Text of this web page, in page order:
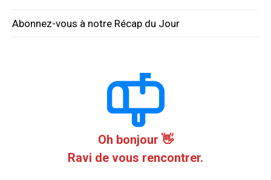
Abonnez-vous à notre Récap du Jour
Oh bonjour 👋
Ravi de vous rencontrer.